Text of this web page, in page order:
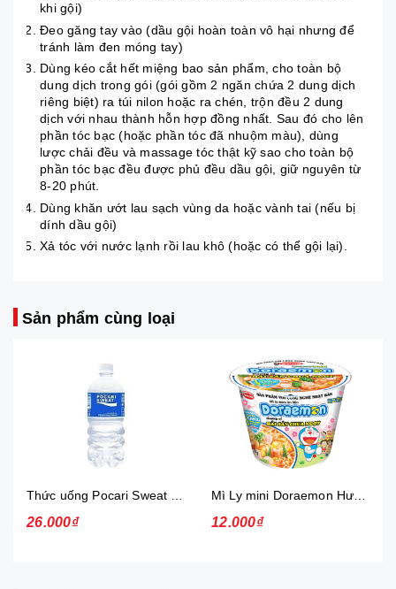
khi gội)
Đeo găng tay vào (dầu gội hoàn toàn vô hại nhưng để
tránh làm đen móng tay)
Dùng kéo cắt hết miệng bao sản phẩm, cho toàn bộ
dung dịch trong gói (gói gồm 2 ngăn chứa 2 dung dịch
riêng biệt) ra túi nilon hoặc ra chén, trộn đều 2 dung
dịch với nhau thành hỗn hợp đồng nhất. Sau đó cho lên
phần tóc bạc (hoặc phần tóc đã nhuộm màu), dùng
lược chải đều và massage tóc thật kỹ sao cho toàn bộ
phần tóc bạc đều được phủ đều dầu gội, giữ nguyên từ
8-20 phút.
Dùng khăn ướt lau sạch vùng da hoặc vành tai (nếu bị
dính dầu gội)
Xả tóc với nước lạnh rồi lau khô (hoặc có thể gội lại).
Sản phẩm cùng loại
26.000₫ 12.000₫